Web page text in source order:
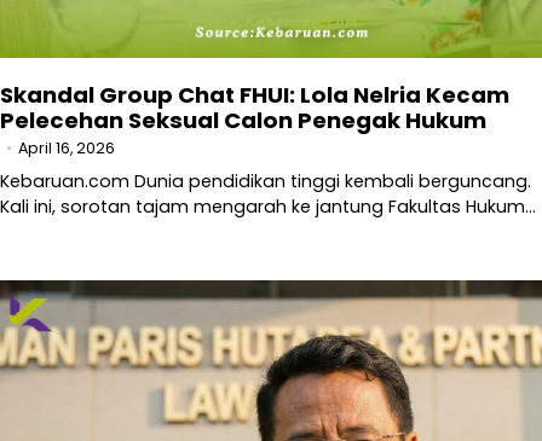
Skandal Group Chat FHUI: Lola Nelria Kecam
Pelecehan Seksual Calon Penegak Hukum
April 16, 2026
Kebaruan.com Dunia pendidikan tinggi kembali berguncang.
Kali ini, sorotan tajam mengarah ke jantung Fakultas Hukum…